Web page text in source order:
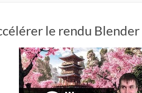
le rendu